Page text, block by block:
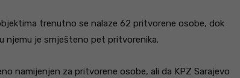
trenutno se nalaze 62 pritvorene osobe, dok
njemu je smješteno pet pritvorenika.
namijenjen za pritvorene osobe, ali da KPZ Sarajevo